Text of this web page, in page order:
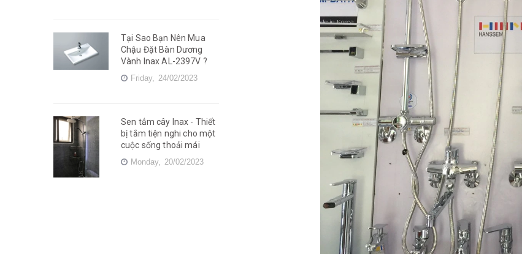
Tại Sao Bạn Nên Mua
Chậu Đặt Bàn Dương
Vành Inax AL-2397V ?
Friday, 24/02/2023
Sen tắm cây Inax - Thiết
bị tắm tiện nghi cho một
cuộc sống thoải mái
Monday, 20/02/2023